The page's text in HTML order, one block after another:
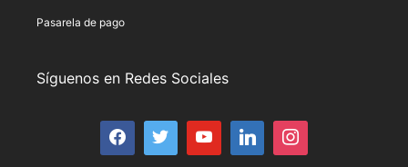
Pasarela de pago
Síguenos en Redes Sociales